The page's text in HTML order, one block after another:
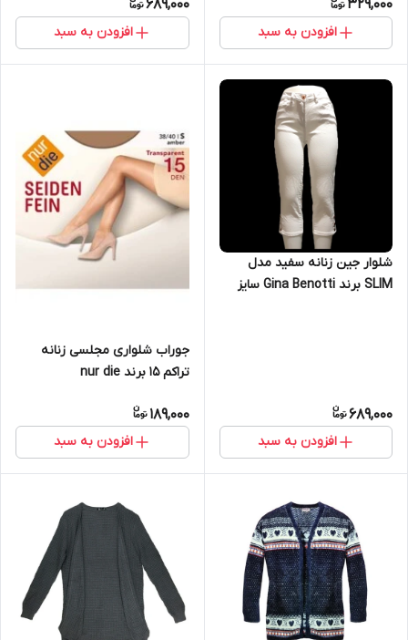
329,000
افزودن به سبد
689,000
افزودن به سبد
شلوار جین زنانه سفید مدل
SLIM برند Gina Benotti سایز
689,000
افزودن به سبد
جوراب شلواری مجلسی زنانه
تراکم 15 برند nur die
189,000
افزودن به سبد